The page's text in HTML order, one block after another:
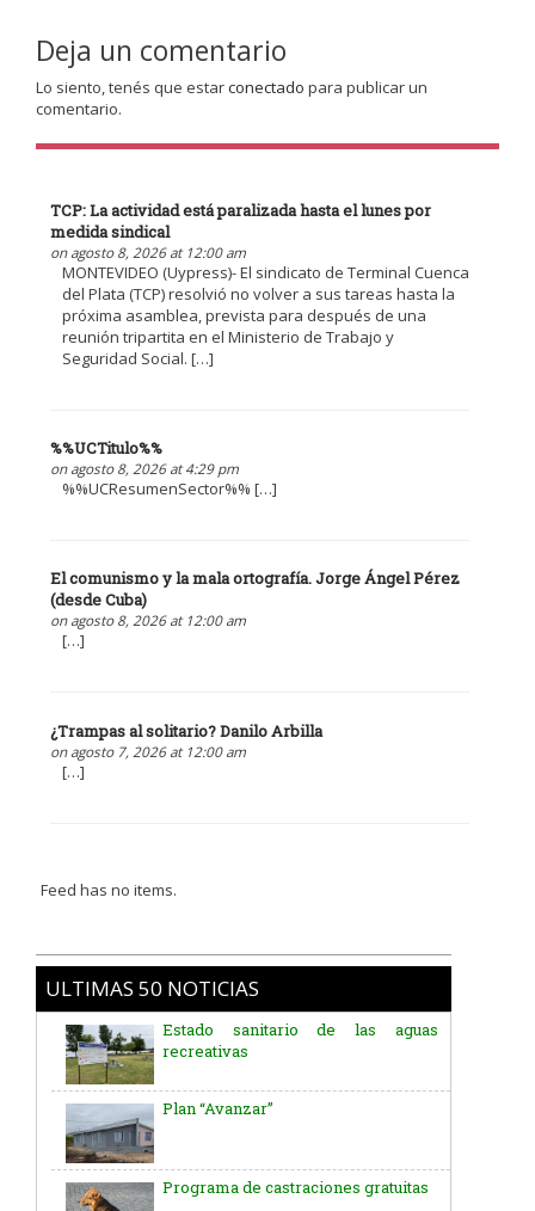
Deja un comentario
Lo siento, tenés que estarconectado para publicar un
comentario.
TCP: La actividad está paralizada hasta el lunes por
medida sindical
on agosto 8, 2026 at 12:00 am
MONTEVIDEO (Uypress)- El sindicato de Terminal Cuenca
del Plata (TCP) resolvió no volver a sus tareas hasta la
próxima asamblea, prevista para después de una
reunión tripartita en el Ministerio de Trabajo y
Seguridad Social. […]
%%UCTitulo%%
on agosto 8, 2026 at 4:29 pm
%%UCResumenSector%% […]
El comunismo y la mala ortografía. Jorge Ángel Pérez
(desde Cuba)
on agosto 8, 2026 at 12:00 am
[…]
¿Trampas al solitario? Danilo Arbilla
on agosto 7, 2026 at 12:00 am
[…]
Feed has no items.
ULTIMAS 50 NOTICIAS
Estado sanitario de las aguas
recreativas
Plan “Avanzar”
El Tema Retro de la Jornada